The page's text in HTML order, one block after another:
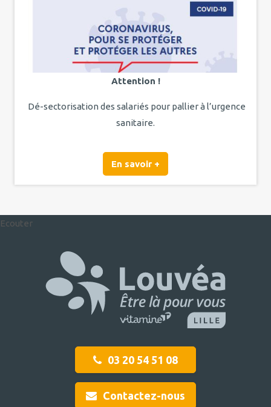
Attention !
Dé-sectorisation des salariés pour pallier à l’urgence
sanitaire.
En savoir +
Ecouter
03 20 54 51 08
Contactez-nous